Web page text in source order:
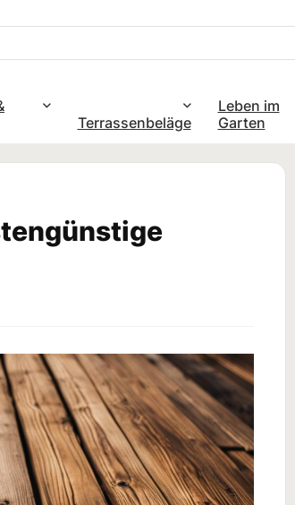
Terrassenbeläge
Leben im
Garten